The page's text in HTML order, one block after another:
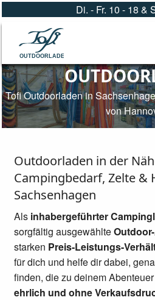
Di. - Fr. 10 - 18 &
OUTDOORLADEN
Tofi Outdoorladen in
von
Outdoorladen in der
Campingbedarf, Zelte &
Sachsenhagen
Als inhabergeführter
sorgfältig ausgewählte
starken Preis-Leistungs-
für dich und helfe dir dabei,
finden, die zu deinem
ehrlich und ohne